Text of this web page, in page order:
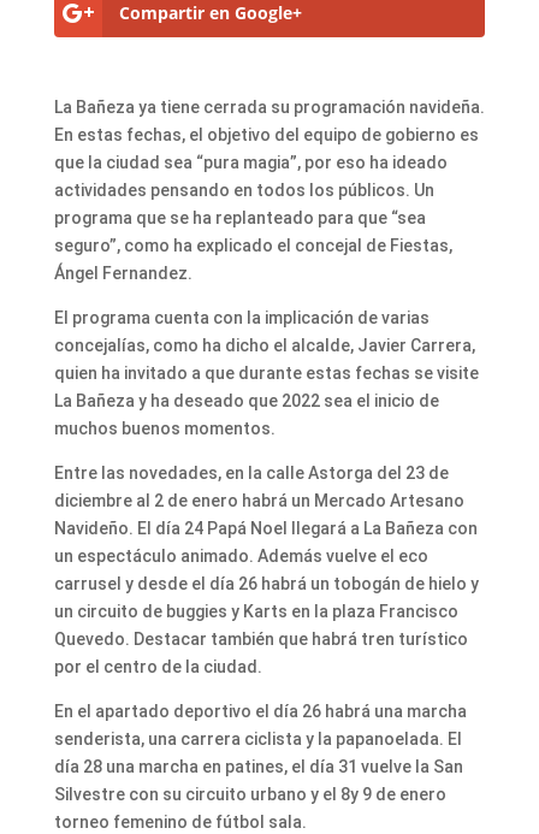
Compartir en Google+
La Bañeza ya tiene cerrada su programación navideña.
En estas fechas, el objetivo del equipo de gobierno es
que la ciudad sea “pura magia”, por eso ha ideado
actividades pensando en todos los públicos. Un
programa que se ha replanteado para que “sea
seguro”, como ha explicado el concejal de Fiestas,
Ángel Fernandez.
El programa cuenta con la implicación de varias
concejalías, como ha dicho el alcalde, Javier Carrera,
quien ha invitado a que durante estas fechas se visite
La Bañeza y ha deseado que 2022 sea el inicio de
muchos buenos momentos.
Entre las novedades, en la calle Astorga del 23 de
diciembre al 2 de enero habrá un Mercado Artesano
Navideño. El día 24 Papá Noel llegará a La Bañeza con
un espectáculo animado. Además vuelve el eco
carrusel y desde el día 26 habrá un tobogán de hielo y
un circuito de buggies y Karts en la plaza Francisco
Quevedo. Destacar también que habrá tren turístico
por el centro de la ciudad.
En el apartado deportivo el día 26 habrá una marcha
senderista, una carrera ciclista y la papanoelada. El
día 28 una marcha en patines, el día 31 vuelve la San
Silvestre con su circuito urbano y el 8y 9 de enero
torneo femenino de fútbol sala.